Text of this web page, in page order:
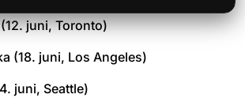
juni, Toronto)
(18. juni, Los Angeles)
juni, Seattle)